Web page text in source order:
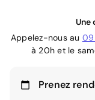
Une
Appelez-nous au 09
à 20h et le
Prenez